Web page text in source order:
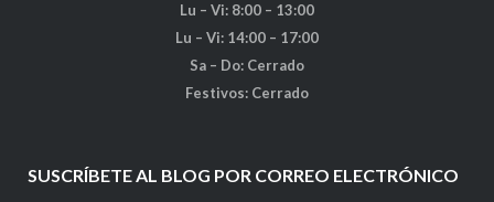
Lu – Vi: 8:00 – 13:00
Lu – Vi: 14:00 – 17:00
Sa – Do: Cerrado
Festivos: Cerrado
SUSCRÍBETE AL BLOG POR CORREO ELECTRÓNICO